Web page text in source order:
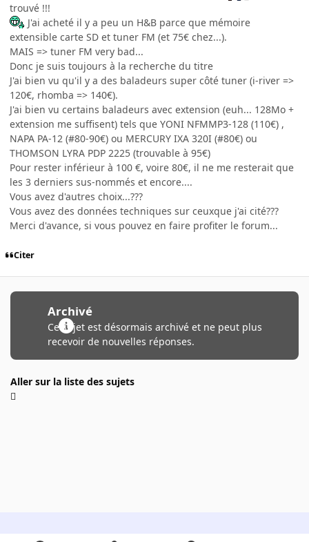
trouvé !!!
J'ai acheté il y a peu un H&B parce que mémoire
extensible carte SD et tuner FM (et 75€ chez...).
MAIS => tuner FM very bad...
Donc je suis toujours à la recherche du titre
J'ai bien vu qu'il y a des baladeurs super côté tuner (i-river =>
120€, rhomba => 140€).
J'ai bien vu certains baladeurs avec extension (euh... 128Mo +
extension me suffisent) tels que YONI NFMMP3-128 (110€) ,
NAPA PA-12 (#80-90€) ou MERCURY IXA 320I (#80€) ou
THOMSON LYRA PDP 2225 (trouvable à 95€)
Pour rester inférieur à 100 €, voire 80€, il ne me resterait que
les 3 derniers sus-nommés et encore....
Vous avez d'autres choix...???
Vous avez des données techniques sur ceuxque j'ai cité???
Merci d'avance, si vous pouvez en faire profiter le forum...
Citer
Archivé
Ce sujet est désormais archivé et ne peut plus
recevoir de nouvelles réponses.
Aller sur la liste des sujets